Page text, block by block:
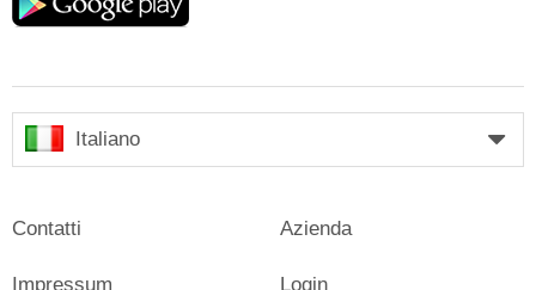
Italiano
Contatti
Impressum
Azienda
Login